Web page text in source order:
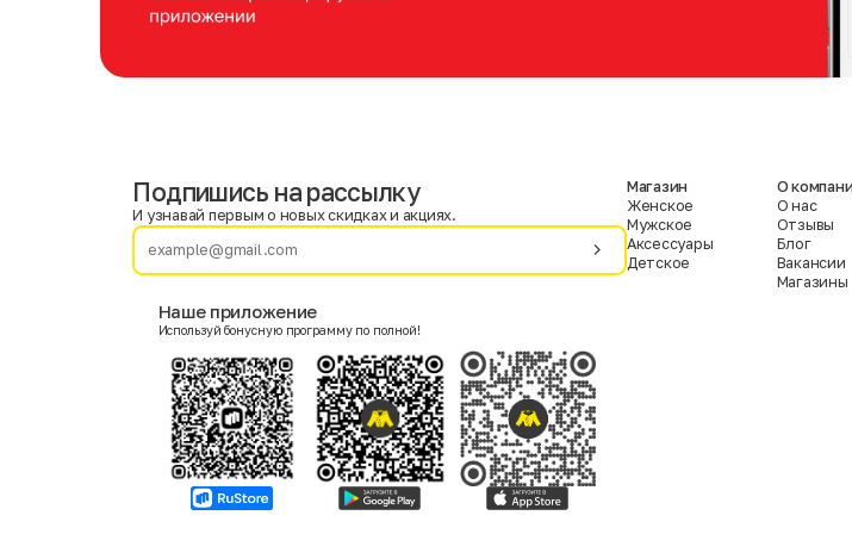
Фамилия
Женский
Согласие на получение чеков по электронной почте
Подпишись на рассылку
И узнавай первым о новых скидках и акциях.
Наше приложение
Используй бонусную программу по полной!
Магазин
Женское
Мужское
Аксессуары
Детское
О
О нас
Отзывы
Блог
Вакансии
Магазины